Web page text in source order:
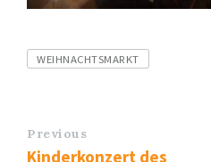
Tags
WEIHNACHTSMARKT
Previous
Kinderkonzert des